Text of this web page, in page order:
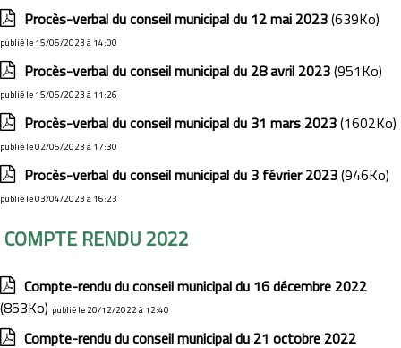
Procès-verbal du conseil municipal du 12 mai 2023(639Ko)
publié le 15/05/2023 à 14:00
Procès-verbal du conseil municipal du 28 avril 2023(951Ko)
publié le 15/05/2023 à 11:26
Procès-verbal du conseil municipal du 31 mars 2023(1602Ko)
publié le 02/05/2023 à 17:30
Procès-verbal du conseil municipal du 3 février 2023(946Ko)
publié le 03/04/2023 à 16:23
COMPTE RENDU 2022
Compte-rendu du conseil municipal du 16 décembre 2022
(853Ko) publié le 20/12/2022 à 12:40
Compte-rendu du conseil municipal du 21 octobre 2022